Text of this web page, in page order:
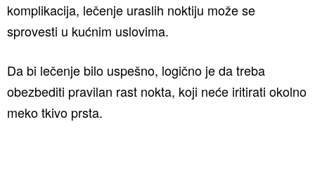
komplikacija, lečenje uraslih noktiju može se
sprovesti u kućnim uslovima.
Da bi lečenje bilo uspešno, logično je da treba
obezbediti pravilan rast nokta, koji neće iritirati okolno
meko tkivo prsta.